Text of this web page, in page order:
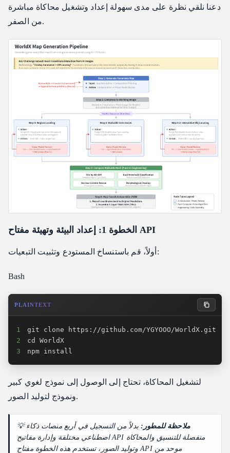
دعنا نلقي نظرة على مدى سهولة إعداد وتشغيل محاكاة مباشرة
من الصفر.
الخطوة 1: إعداد البيئة وتهيئة مفتاح API
أولاً، قم باستنساخ المستودع وتثبيت التبعيات:
Bash
PLAINTEXT
1
2
3
npm install
لتشغيل المحاكاة، تحتاج إلى الوصول إلى نموذج لغوي كبير
ونموذج لتوليد الصور.
💡 ملاحظة للمطور:بدلاً من التسجيل في أربع منصات ذكاء
اصطناعي مختلفة وإدارة مفاتيح API منفصلة للتنسيق والمحاكاة
وتوليد الصور، تستخدم هذه الخطوة مفتاح API موحد من